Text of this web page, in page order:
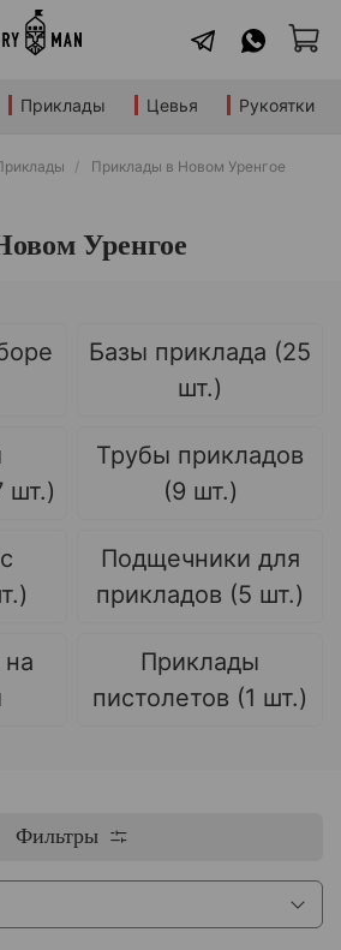
Приклады Цевья Рукоятки
Приклады в Новом Уренгое
Уренгое
Базы приклада (25
шт.)
шт.)
Трубы прикладов
(9 шт.)
Подщечники для
прикладов (5 шт.)
Приклады
пистолетов (1 шт.)
Фильтры